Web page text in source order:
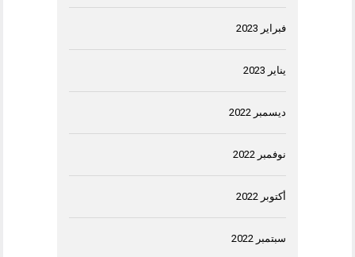
فبراير 2023
يناير 2023
ديسمبر 2022
نوفمبر 2022
أكتوبر 2022
سبتمبر 2022